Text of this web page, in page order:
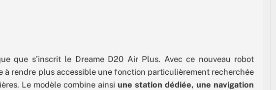
que s’inscrit le Dreame D20 Air Plus. Avec ce nouveau robot
à rendre plus accessible une fonction particulièrement recherchée
Le modèle combine ainsi une station dédiée, une navigation